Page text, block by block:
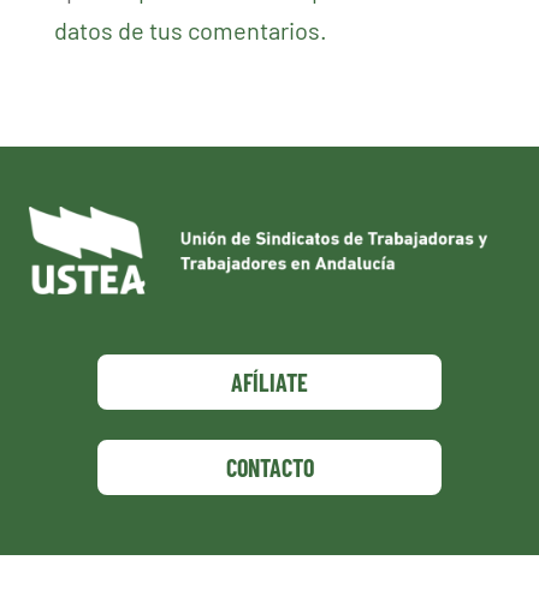
datos de tus comentarios.
AFÍLIATE
CONTACTO